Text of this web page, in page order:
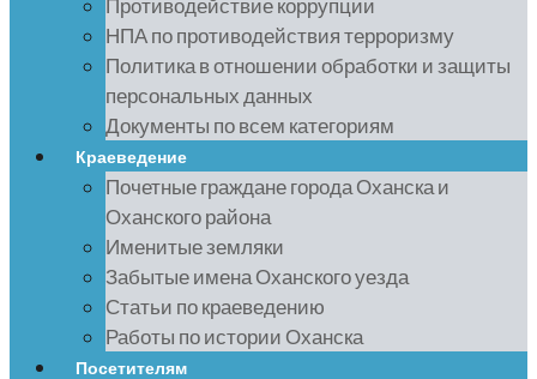
Противодействие коррупции
НПА по противодействия терроризму
Политика в отношении обработки и защиты
персональных данных
Документы по всем категориям
Краеведение
Почетные граждане города Оханска и
Оханского района
Именитые земляки
Забытые имена Оханского уезда
Статьи по краеведению
Работы по истории Оханска
Посетителям